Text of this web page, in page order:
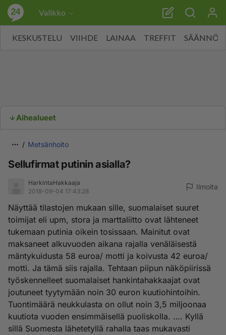
Valikko
KESKUSTELU VIIHDE LAINAA TREFFIT SÄÄNNÖT
Aihealueet
Metsänhoito
Sellufirmat putinin asialla?
HarkintaHakkaaja
2018-09-04 17:43:28
Ilmoita
Näyttää tilastojen mukaan sille, suomalaiset suuret
toimijat eli upm, stora ja marttaliitto ovat lähteneet
tukemaan putinia oikein tosissaan. Mainitut ovat
maksaneet alkuvuoden aikana rajalla venäläisestä
mäntykuidusta 58 euroa/ motti ja koivusta 42 euroa/
motti. Ja tämä siis rajalla. Tehtaan piipun näköpiirissä
työskennelleet suomalaiset hankintahakkaajat ovat
joutuneet tyytymään noin 30 euron kuutiohintoihin.
Tuontimäärä neukkulasta on ollut noin 3,5 miljoonaa
kuutiota vuoden ensimmäisellä puoliskolla. …. Kyllä
sillä Suomesta lähetetyllä rahalla taas mukavasti